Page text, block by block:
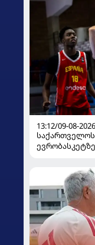
13:12/09-08-2026